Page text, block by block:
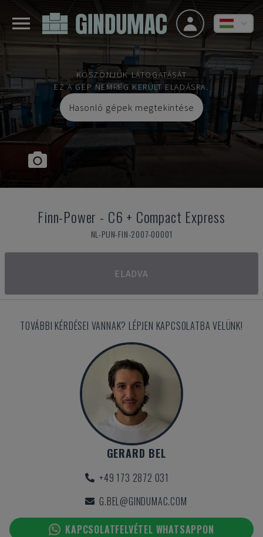
KÖSZÖNJÜK LÁTOGATÁSÁT
EZ A GÉP NEMRÉG KERÜLT ELADÁSRA.
Hasonló gépek megtekintése
Finn-Power - C6 + Compact Express
NL-PUN-FIN-2007-00001
ELADVA
TOVÁBBI KÉRDÉSEI VANNAK? LÉPJEN KAPCSOLATBA VELÜNK!
GERARD BEL
+49 173 2872 031
G.BEL@GINDUMAC.COM
KAPCSOLATFELVÉTEL WHATSAPPON